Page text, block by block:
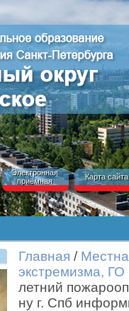
Электронная
приёмная
Карта сайта
Главная /
экстремизма,
летний
ну г. Спб